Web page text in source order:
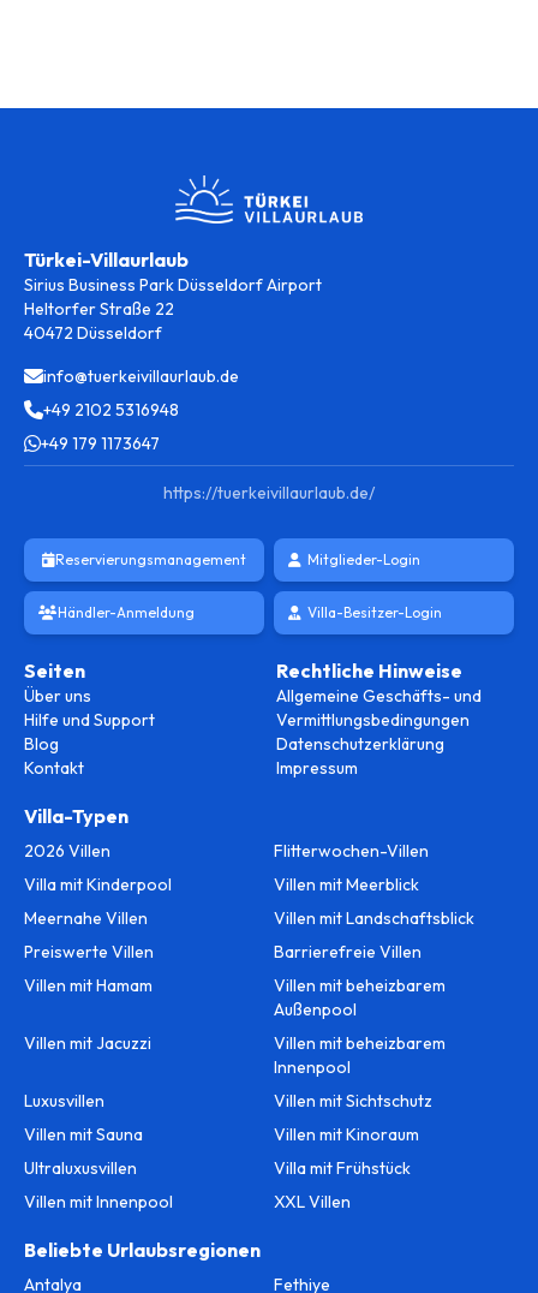
Türkei-Villaurlaub
Sirius Business Park Düsseldorf Airport
Heltorfer Straße 22
40472 Düsseldorf
info@tuerkeivillaurlaub.de
+49 2102 5316948
+49 179 1173647
https://tuerkeivillaurlaub.de/
Reservierungsmanagement Mitglieder-Login
Händler-Anmeldung Villa-Besitzer-Login
Seiten
Über uns
Hilfe und Support
Blog
Kontakt
Rechtliche Hinweise
Allgemeine Geschäfts- und
Vermittlungsbedingungen
Datenschutzerklärung
Impressum
Villa-Typen
2026 Villen
Flitterwochen-Villen
Villa mit Kinderpool
Villen mit Meerblick
Meernahe Villen
Villen mit Landschaftsblick
Preiswerte Villen
Barrierefreie Villen
Villen mit Hamam
Villen mit beheizbarem
Außenpool
Villen mit Jacuzzi
Villen mit beheizbarem
Innenpool
Luxusvillen
Villen mit Sichtschutz
Villen mit Sauna
Villen mit Kinoraum
Ultraluxusvillen
Villa mit Frühstück
Villen mit Innenpool
XXL Villen
Beliebte Urlaubsregionen
Antalya Fethiye